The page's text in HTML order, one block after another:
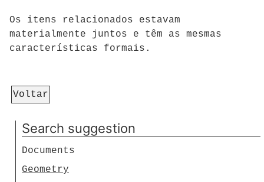
Os itens relacionados estavam
materialmente juntos e têm as mesmas
características formais.
Voltar
Search suggestion
Documents
Geometry